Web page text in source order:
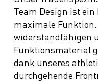
Team Design ist
maximale
widerstandfähigen
Funktionsmaterial
dank unseres
durchgehende